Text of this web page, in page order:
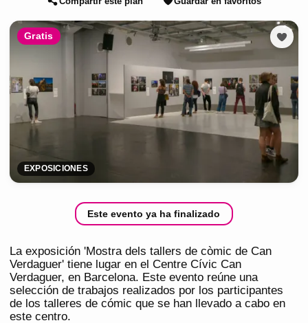
Gratis
EXPOSICIONES
Este evento ya ha finalizado
La exposición 'Mostra dels tallers de còmic de Can
Verdaguer' tiene lugar en el Centre Cívic Can
Verdaguer, en Barcelona. Este evento reúne una
selección de trabajos realizados por los participantes
de los talleres de cómic que se han llevado a cabo en
este centro.